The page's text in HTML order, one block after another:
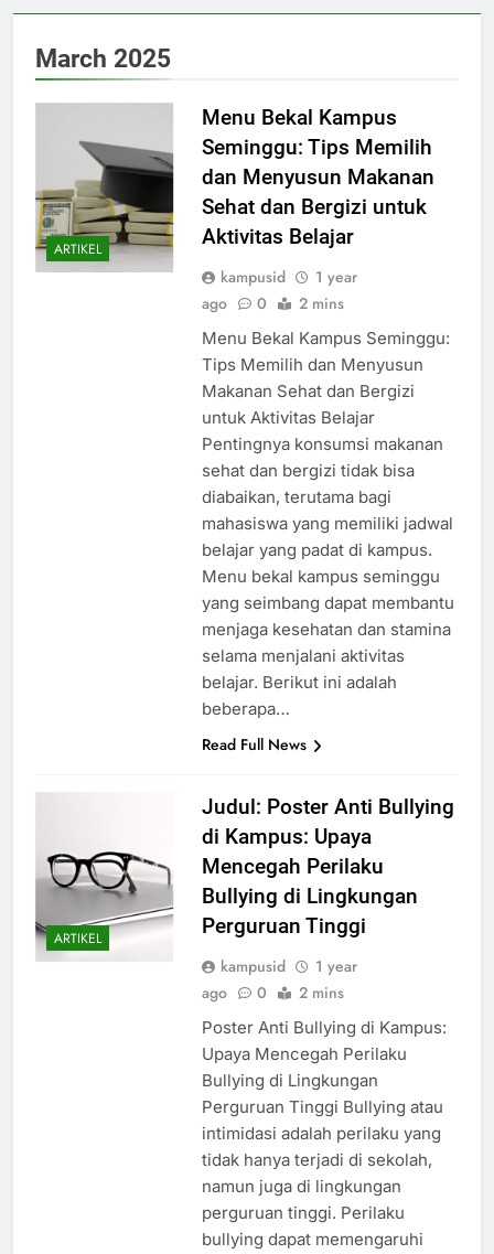
March 2025
ARTIKEL
Menu Bekal Kampus
Seminggu: Tips Memilih
dan Menyusun Makanan
Sehat dan Bergizi untuk
Aktivitas Belajar
kampusid
1 year
ago
0 2 mins
Menu Bekal Kampus Seminggu:
Tips Memilih dan Menyusun
Makanan Sehat dan Bergizi
untuk Aktivitas Belajar
Pentingnya konsumsi makanan
sehat dan bergizi tidak bisa
diabaikan, terutama bagi
mahasiswa yang memiliki jadwal
belajar yang padat di kampus.
Menu bekal kampus seminggu
yang seimbang dapat membantu
menjaga kesehatan dan stamina
selama menjalani aktivitas
belajar. Berikut ini adalah
beberapa…
Read Full News
ARTIKEL
Judul: Poster Anti Bullying
di Kampus: Upaya
Mencegah Perilaku
Bullying di Lingkungan
Perguruan Tinggi
kampusid
1 year
ago
0 2 mins
Poster Anti Bullying di Kampus:
Upaya Mencegah Perilaku
Bullying di Lingkungan
Perguruan Tinggi Bullying atau
intimidasi adalah perilaku yang
tidak hanya terjadi di sekolah,
namun juga di lingkungan
perguruan tinggi. Perilaku
bullying dapat memengaruhi